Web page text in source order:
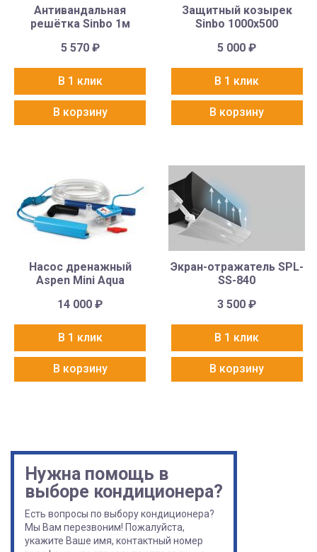
Антивандальная
решётка Sinbo 1м
5 570 ₽
В 1 клик
В корзину
Защитный козырек
Sinbo 1000х500
5 000₽
В 1 клик
В корзину
Насос дренажный
Aspen Mini Aqua
14 000₽
В 1 клик
В корзину
Экран-отражатель SPL-
SS-840
3 500₽
В 1 клик
В корзину
Нужна помощь в
выборе кондиционера?
Есть вопросы по выбору кондиционера?
Мы Вам перезвоним! Пожалуйста,
укажите Ваше имя, контактный номер